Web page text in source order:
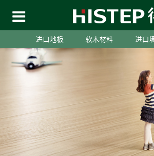
进口地板 软木材料 进口